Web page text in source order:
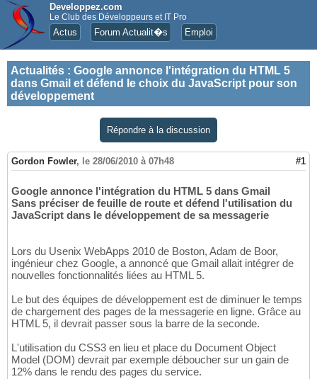
Developpez.com
Le Club des Développeurs et IT Pro
Actus Forum Actualit�s Emploi
Actualités : Google annonce l'intégration du HTML 5
dans Gmail et défend le choix du JavaScript pour son
développement
Répondre à la discussion
Gordon Fowler, le 28/06/2010 à 07h48 #1
Google annonce l'intégration du HTML 5 dans Gmail
Sans préciser de feuille de route et défend l'utilisation du
JavaScript dans le développement de sa messagerie
Lors du Usenix WebApps 2010 de Boston, Adam de Boor,
ingénieur chez Google, a annoncé que Gmail allait intégrer de
nouvelles fonctionnalités liées au HTML 5.
Le but des équipes de développement est de diminuer le temps
de chargement des pages de la messagerie en ligne. Grâce au
HTML 5, il devrait passer sous la barre de la seconde.
L'utilisation du CSS3 en lieu et place du Document Object
Model (DOM) devrait par exemple déboucher sur un gain de
12% dans le rendu des pages du service.